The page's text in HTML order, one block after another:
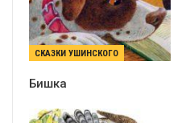
СКАЗКИ УШИНСКОГО
Бишка